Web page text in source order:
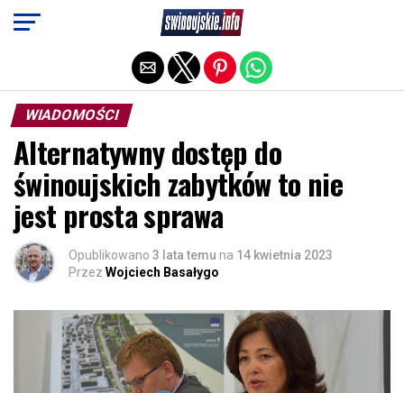
WIADOMOŚCI
Alternatywny dostęp do
świnoujskich zabytków to nie
jest prosta sprawa
Opublikowano 3 lata temu na 14 kwietnia 2023
Przez Wojciech Basałygo
Exit mobile version